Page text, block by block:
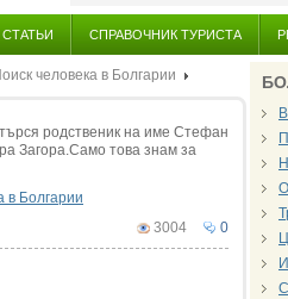
СТАТЬИ СПРАВОЧНИК ТУРИСТА
человека в Болгарии
родственик на име Стефан
Загора.Само това знам за
в Болгарии
0
3004